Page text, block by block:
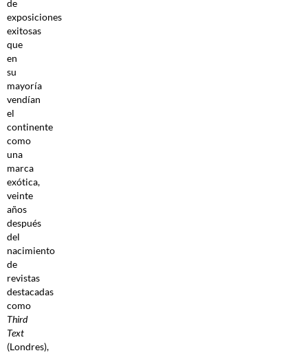
de
exposiciones
exitosas
que
en
su
mayoría
vendían
el
continente
como
una
marca
exótica,
veinte
años
después
del
nacimiento
de
revistas
destacadas
como
Third
Text
(Londres),